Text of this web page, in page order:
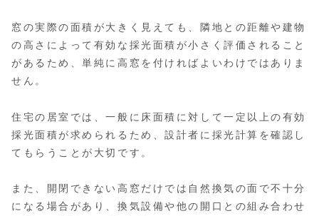
窓の実際の面積が大きく見えても、隣地との距離や建物
の高さによって有効な採光面積が小さく評価されること
があるため、単純に高窓を付ければよいわけではありま
せん。
住宅の居室では、一般に床面積に対して一定以上の有効
採光面積が求められるため、設計者に採光計算を確認し
てもらうことが大切です。
また、開閉できない高窓だけでは自然換気の面で不十分
になる場合があり、換気設備や他の開口との組み合わせ